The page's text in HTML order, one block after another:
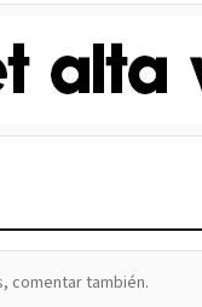
comentar también.